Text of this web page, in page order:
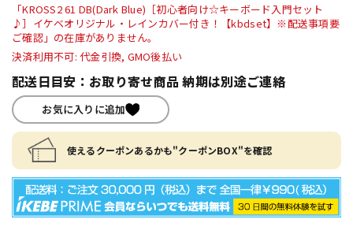
「KROSS2 61 DB(Dark Blue)［初心者向け☆キーボード入門セット
♪］イケベオリジナル・レインカバー付き！【kbdset】※配送事項要
ご確認」の在庫がありません。
決済利用不可: 代金引換, GMO後払い
配送日目安：お取り寄せ商品 納期は別途ご連絡
お気に入りに追加
使えるクーポンあるかも"クーポンBOX"を確認